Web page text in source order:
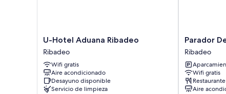
U-
Hotel
Aduana
Ribadeo
Ribadeo
U-Hotel Aduana Ribadeo
Ribadeo
Wifi gratis
Aire acondicionado
Desayuno disponible
Servicio de limpieza
Parador
De
Ribadeo
Ribadeo
Parador
Ribadeo
Wifi gratis
Restaurante
Aire